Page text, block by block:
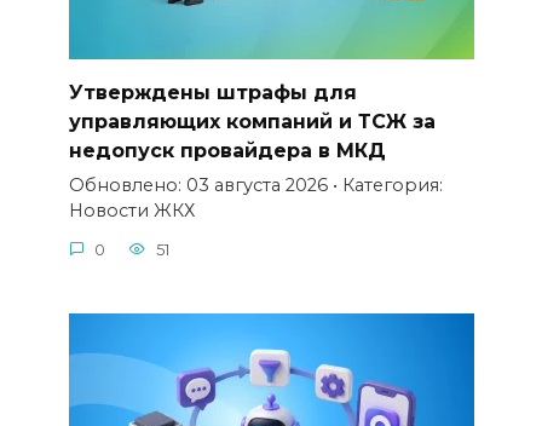
Утверждены штрафы для
управляющих компаний и ТСЖ за
недопуск провайдера в МКД
Обновлено: 03 августа 2026 • Категория:
Новости ЖКХ
0 51